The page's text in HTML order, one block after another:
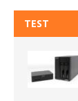
TEST